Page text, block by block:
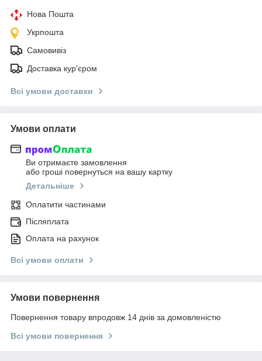
Нова Пошта
Укрпошта
Самовивіз
Доставка кур'єром
Всі умови доставки
Умови оплати
Ви отримаєте замовлення
або гроші повернуться на вашу картку
Детальніше
Оплатити частинами
Післяплата
Оплата на рахунок
Всі умови оплати
Умови повернення
Повернення товару впродовж 14 днів за домовленістю
Всі умови повернення